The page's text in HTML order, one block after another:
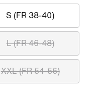
S (FR 38-40)
L (FR 46-48)
XXL (FR 54-56)